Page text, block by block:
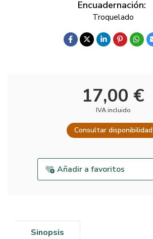
Encuadernación:
Troquelado
17,00 €
IVA incluido
Consultar disponibilidad
Añadir a favoritos
Sinopsis